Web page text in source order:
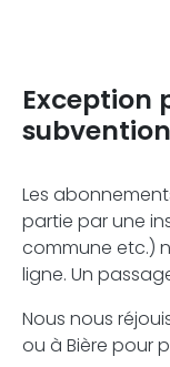
Exception
Les
partie par une
commune etc.)
ligne. Un
Nous nous
ou à Bière pour